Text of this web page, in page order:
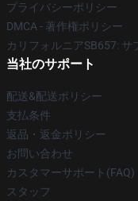
プライバシーポリシー
DMCA - 著作権ポリシー
カリフォルニアSB657:
当社のサポート
配送&配送ポリシー
支払条件
返品・返金ポリシー
お問い合わせ
カスタマーサポート(FAQ)
スタッフ